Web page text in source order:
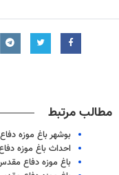
مطالب مرتبط
بوشهر باغ موزه
احداث باغ موزه
باغ موزه دفاع